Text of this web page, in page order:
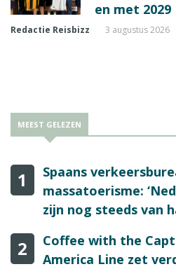
en met 2029
Redactie Reisbizz 3 augustus 2026
MEEST GELEZEN
1
Spaans
massatoerisme:
zijn nog steeds van
2
Coffee with the
America Line zet